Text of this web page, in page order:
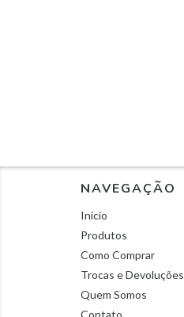
NAVEGAÇÃO
Início
Produtos
Como Comprar
Trocas e Devoluções
Quem Somos